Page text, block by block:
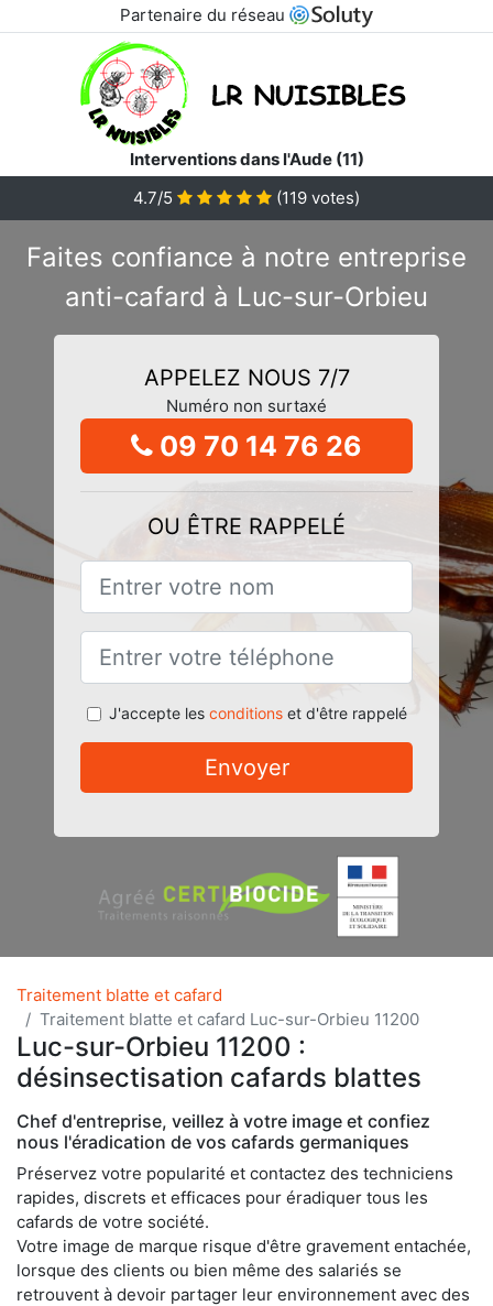
Partenaire du réseau
Interventions dans l'Aude (11)
4.7/5
(119 votes)
Faites confiance à notre entreprise
anti-cafard à Luc-sur-Orbieu
APPELEZ NOUS 7/7
Numéro non surtaxé
09 70 14 76 26
OU ÊTRE RAPPELÉ
J'accepte les conditionset d'être rappelé
Envoyer
Traitement blatte et cafard
Traitement blatte et cafard Luc-sur-Orbieu 11200
Luc-sur-Orbieu 11200 :
désinsectisation cafards blattes
Chef d'entreprise, veillez à votre image et confiez
nous l'éradication de vos cafards germaniques
Préservez votre popularité et contactez des techniciens
rapides, discrets et efficaces pour éradiquer tous les
cafards de votre société.
Votre image de marque risque d'être gravement entachée,
lorsque des clients ou bien même des salariés se
retrouvent à devoir partager leur environnement avec des